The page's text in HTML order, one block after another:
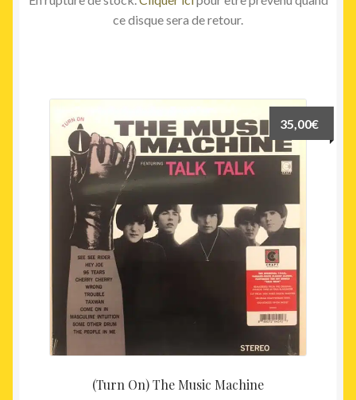
ce disque sera de retour.
(Turn On) The Music Machine
35,00€